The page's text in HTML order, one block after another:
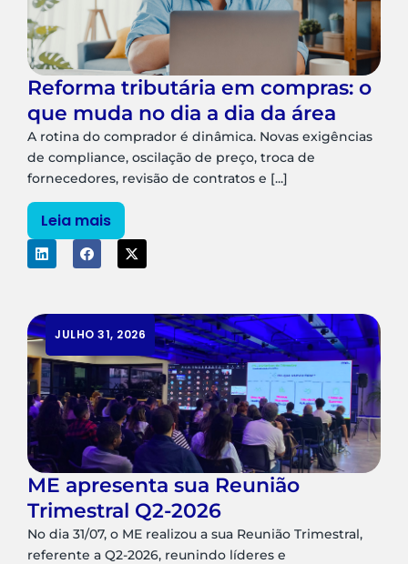
Reforma tributária em compras: o
que muda no dia a dia da área
A rotina do comprador é dinâmica. Novas exigências
de compliance, oscilação de preço, troca de
fornecedores, revisão de contratos e [...]
Leia mais
JULHO 31, 2026
ME apresenta sua Reunião
Trimestral Q2-2026
No dia 31/07, o ME realizou a sua Reunião Trimestral,
referente a Q2-2026, reunindo líderes e